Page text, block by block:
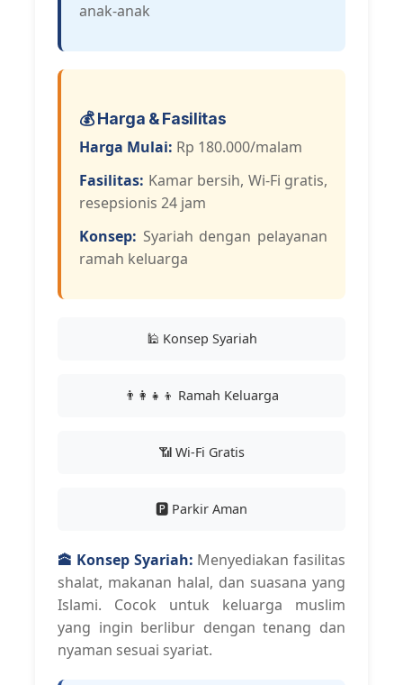
anak-anak
💰 Harga & Fasilitas
Harga Mulai: Rp 180.000/malam
Fasilitas: Kamar bersih, Wi-Fi gratis,
resepsionis 24 jam
Konsep: Syariah dengan pelayanan
ramah keluarga
🕌 Konsep Syariah
👨‍👩‍👧‍👦 Ramah Keluarga
📶 Wi-Fi Gratis
🅿️ Parkir Aman
🕋 Konsep Syariah: Menyediakan fasilitas
shalat, makanan halal, dan suasana yang
Islami. Cocok untuk keluarga muslim
yang ingin berlibur dengan tenang dan
nyaman sesuai syariat.